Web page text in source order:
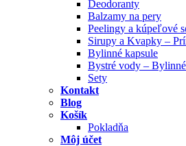
Deodoranty
Balzamy na pery
Peelingy a kúpeľové
Sirupy a Kvapky –
Bylinné kapsule
Bystré vody –
Sety
Kontakt
Blog
Košík
Pokladňa
Môj účet